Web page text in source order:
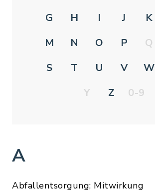
G
H I J K
M
N O P Q
S
T U V W
Y
Z 0-9
A
Abfallentsorgung; Mitwirkung